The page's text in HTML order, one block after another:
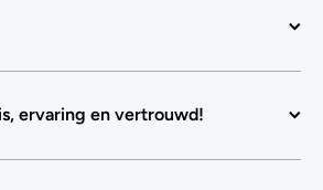
ervaring en vertrouwd!